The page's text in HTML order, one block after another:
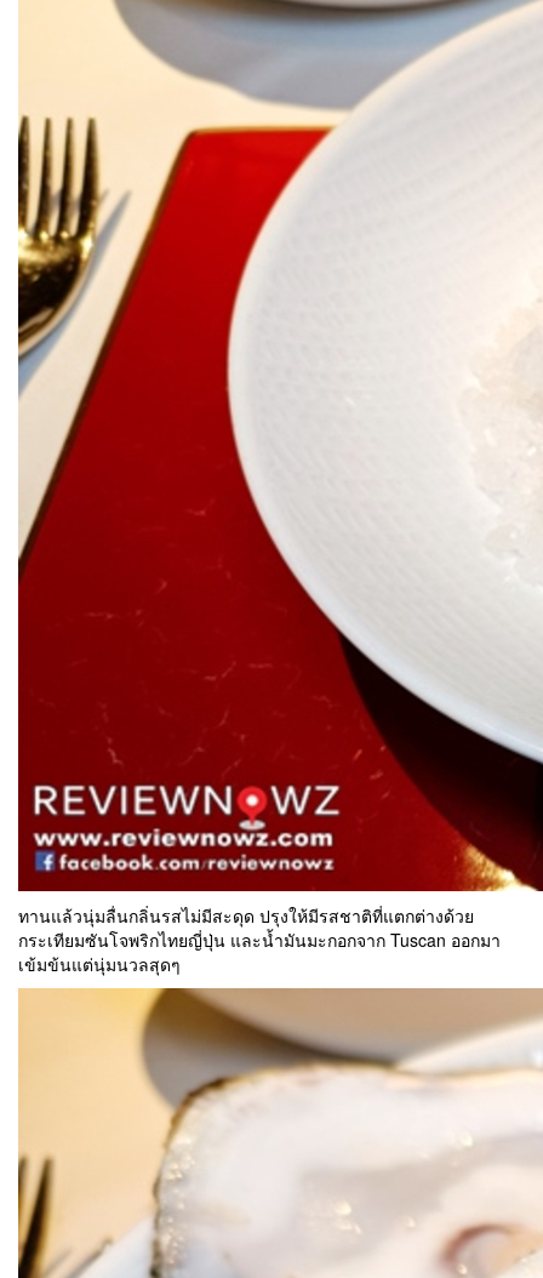
ทานแล้วนุ่มลื่นกลิ่นรสไม่มีสะดุด ปรุงให้มีรสชาติที่แตกต่างด้วย
กระเทียมซันโจพริกไทยญี่ปุ่น และน้ำมันมะกอกจาก Tuscan ออกมา
เข้มข้นแต่นุ่มนวลสุดๆ